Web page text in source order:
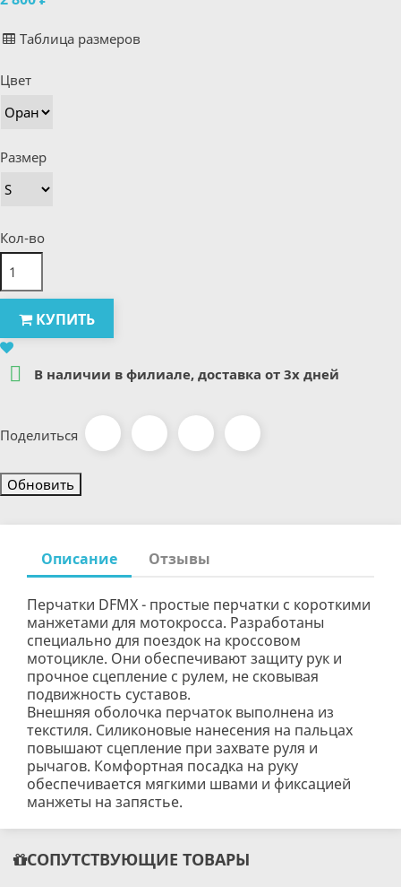
Таблица размеров
Цвет
Размер
Кол-во
КУПИТЬ
 В наличии в филиале, доставка от 3х дней
Поделиться
Описание Отзывы
Перчатки DFMX - простые перчатки с короткими
манжетами для мотокросса. Разработаны
специально для поездок на кроссовом
мотоцикле. Они обеспечивают защиту рук и
прочное сцепление с рулем, не сковывая
подвижность суставов.
Внешняя оболочка перчаток выполнена из
текстиля. Силиконовые нанесения на пальцах
повышают сцепление при захвате руля и
рычагов. Комфортная посадка на руку
обеспечивается мягкими швами и фиксацией
манжеты на запястье.
СОПУТСТВУЮЩИЕ ТОВАРЫ